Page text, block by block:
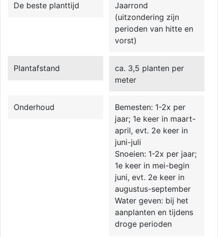
De beste planttijd
Jaarrond
(uitzondering zijn
perioden van hitte en
vorst)
Plantafstand
ca. 3,5 planten per
meter
Onderhoud
Bemesten: 1-2x per
jaar; 1e keer in maart-
april, evt. 2e keer in
juni-juli
Snoeien: 1-2x per jaar;
1e keer in mei-begin
juni, evt. 2e keer in
augustus-september
Water geven: bij het
aanplanten en tijdens
droge perioden